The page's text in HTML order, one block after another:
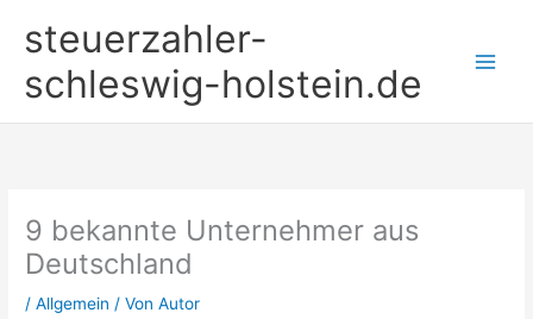
Inhaltsteuerzahler-
schleswig-holstein.de
9 bekannte Unternehmer aus
Deutschland
/Allgemein / VonAutor